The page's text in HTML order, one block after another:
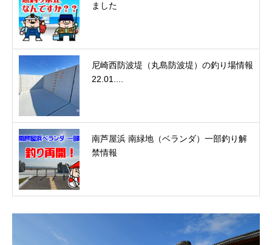
ました
尼崎西防波堤（丸島防波堤）の釣り場情報
22.01....
南芦屋浜 南緑地（ベランダ）一部釣り解
禁情報